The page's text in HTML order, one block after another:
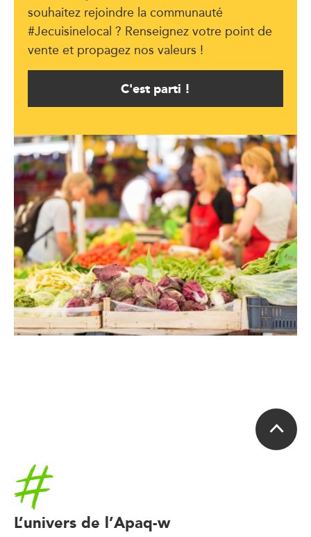
souhaitez rejoindre la communauté
#Jecuisinelocal ? Renseignez votre point de
vente et propagez nos valeurs !
C'est parti !
Accueil
L’univers de l’Apaq-w